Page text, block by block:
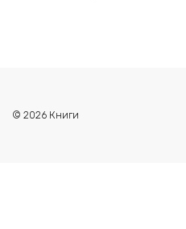
© 2026 Книги